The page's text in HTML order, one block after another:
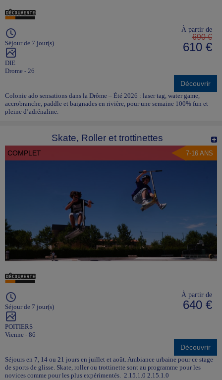
Séjour de 7 jour(s)
DIE
Drome - 26
À partir de
690 €
610 €
Découvrir
Colonie ado sensations dans la Drôme – Été 2026 : laser tag, water game,
accrobranche, paddle et baignades en rivière, pour une semaine 100% fun et
pleine d’adrénaline.
Skate, Roller et trottinettes
COMPLET 7-16 ANS
Séjour de 7 jour(s)
POITIERS
Vienne - 86
À partir de
640 €
Découvrir
Séjours en 7, 14 ou 21 jours en juillet et août. Ambiance urbaine pour ce stage
de sports de glisse. Skate, roller ou trottinette sont au programme pour les
novices comme pour les plus expérimentés. 2.15.1.0 2.15.1.0